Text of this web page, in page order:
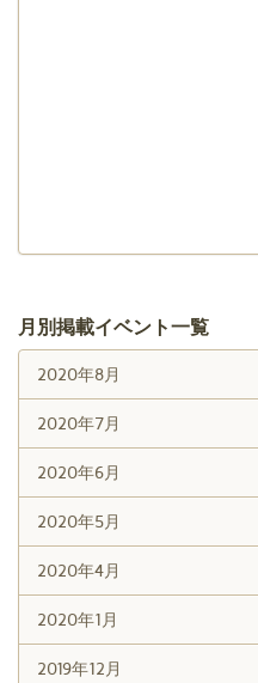
月別掲載イベント一覧
2020年8月
2020年7月
2020年6月
2020年5月
2020年4月
2020年1月
2019年12月